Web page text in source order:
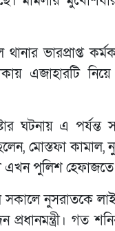
ভারপ্রাপ্ত
এজাহারটি
ঘটনায় এ
মোস্তফা
এখন পুলিশ হেফাজতে
নুসরাতকে
প্রধানমন্ত্রী। গত